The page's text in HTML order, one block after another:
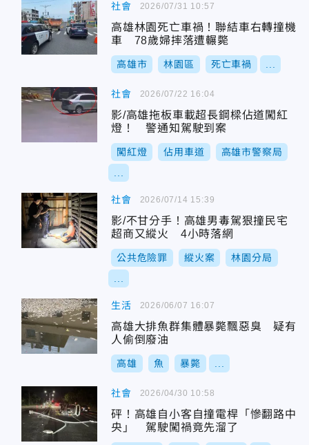
社會
高雄林園死亡車禍！聯結車右轉撞機
車 78歲婦摔落遭輾斃
高雄市 林園區 死亡車禍
2026/07/31 10:57
社會
影/高雄拖板車載超長鋼樑佔道闖紅
燈！ 警通知駕駛到案
闖紅燈 佔用車道 高雄市警察局
2026/07/22 16:04
社會
影/不甘分手！高雄男毒駕狠撞民宅
超商又縱火 4小時落網
公共危險罪 縱火案 林園分局
2026/07/14 15:39
生活
高雄大排魚群集體暴斃飄惡臭 疑有
人偷倒廢油
高雄 魚 暴斃
2026/06/07 16:07
社會
砰！高雄自小客自撞電桿「慘翻路中
央」 駕駛闖禍竟先溜了
2026/04/30 10:58